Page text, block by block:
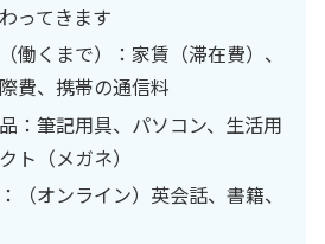
ってきます
働くまで）：家賃（滞在費）、
費、携帯の通信料
：筆記用具、パソコン、生活用
ト（メガネ）
（オンライン）英会話、書籍、